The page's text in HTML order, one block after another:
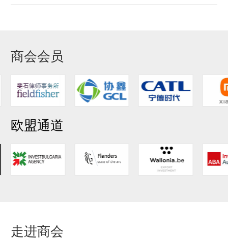
商会会员
欧盟通道
走进商会